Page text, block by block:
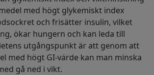
med högt glykemiskt index
och frisätter insulin, vilket
ökar hungern och kan leda till
utgångspunkt är att genom att
med högt GI-värde kan man minska
gå ned i vikt.